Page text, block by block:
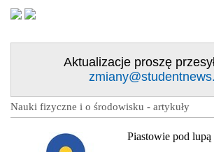
Aktualizacje proszę
Nauki fizyczne i o środowisku - artykuły
Piastowie pod